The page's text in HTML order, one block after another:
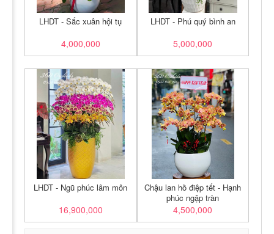
LHDT - Sắc xuân hội tụ
4,000,000
LHDT - Phú quý bình an
5,000,000
LHDT - Ngũ phúc lâm môn
16,900,000
Chậu lan hồ điệp tết - Hạnh
phúc ngập tràn
4,500,000